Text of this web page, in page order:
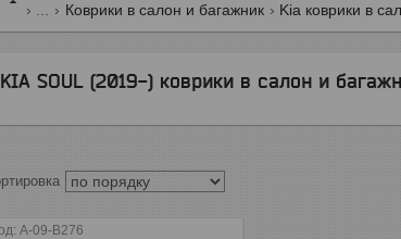
Коврики в салон и багажник Kia коврики в
KIA SOUL (2019-) коврики в салон и
A-09-B276